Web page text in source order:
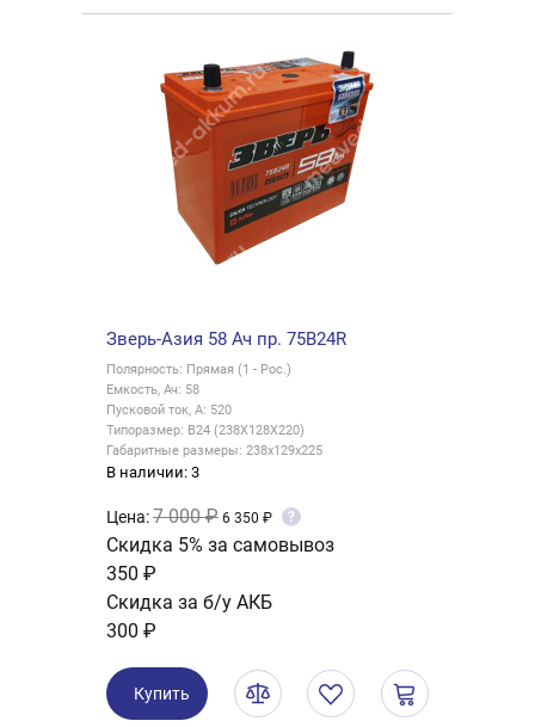
Зверь-Азия 58 Ач пр. 75B24R
Полярность: Прямая (1 - Рос.)
Емкость, Ач: 58
Пусковой ток, А: 520
Типоразмер: B24 (238X128X220)
Габаритные размеры: 238x129x225
В наличии: 3
Цена:7 000 ₽ 6 350 ₽ ?
Скидка 5% за самовывоз
350 ₽
Скидка за б/у АКБ
300 ₽
Купить